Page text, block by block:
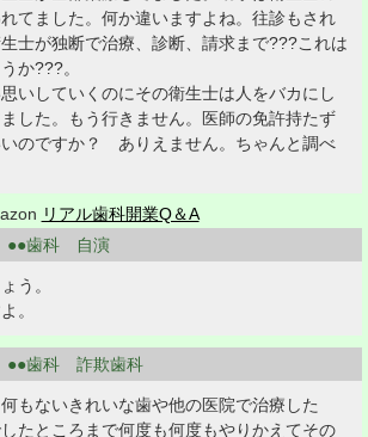
てました。何か違いますよね。往診もされ
士が独断で治療、診断、請求まで???これは
か???。
いしていくのにその衛生士は人をバカにし
した。もう行きません。医師の免許持たず
のですか？ ありえません。ちゃんと調べ
リアル歯科開業Q＆A
●●歯科 自演
う。
。
●●歯科 詐欺歯科
もないきれいな歯や他の医院で治療した
たところまで何度も何度もやりかえてその